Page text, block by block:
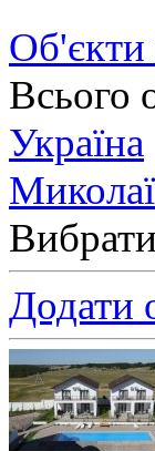
Об'єкти
Всього
Україна
Вибрати
Додати